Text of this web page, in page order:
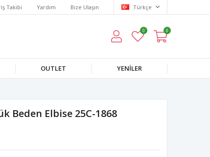
Takibi Yardım Bize Ulaşın Türkçe
0 0
OUTLET YENILER
Beden Elbise 25C-1868